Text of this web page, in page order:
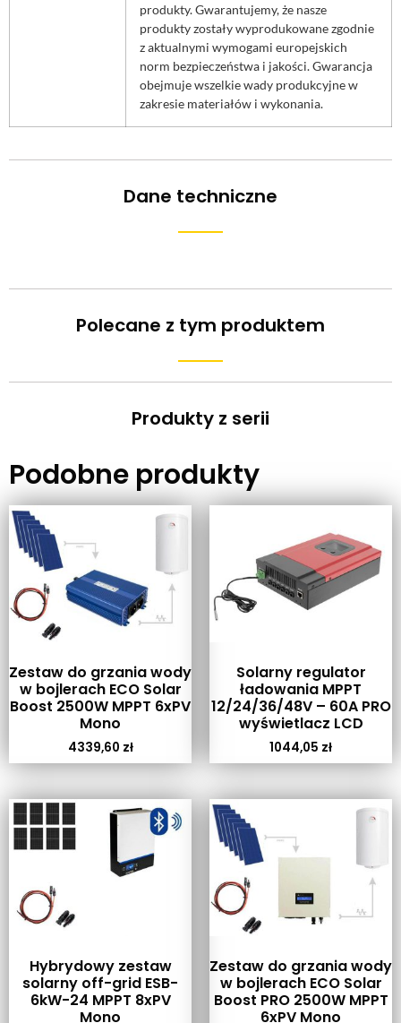
produkty. Gwarantujemy, że nasze
produkty zostały wyprodukowane zgodnie
z aktualnymi wymogami europejskich
norm bezpieczeństwa i jakości. Gwarancja
obejmuje wszelkie wady produkcyjne w
zakresie materiałów i wykonania.
Dane techniczne
Polecane z tym produktem
Produkty z serii
Podobne produkty
Zestaw do grzania wody
w bojlerach ECO Solar
Boost 2500W MPPT 6xPV
Mono
4339,60 zł
Solarny regulator
ładowania MPPT
12/24/36/48V – 60A PRO
wyświetlacz LCD
1044,05 zł
Hybrydowy zestaw
solarny off-grid ESB-
6kW-24 MPPT 8xPV
Mono
Zestaw do grzania wody
w bojlerach ECO Solar
Boost PRO 2500W MPPT
6xPV Mono